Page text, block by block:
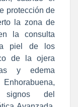
protección de
la zona de
la consulta
piel de los
de la ojera
y edema
signos del